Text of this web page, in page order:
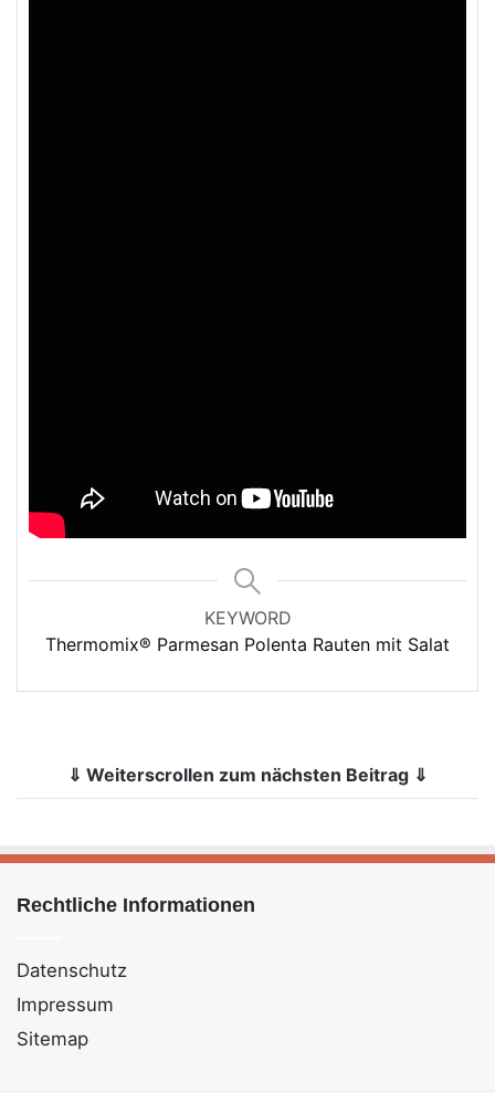
KEYWORD
Thermomix® Parmesan Polenta Rauten mit Salat
⇓ Weiterscrollen zum nächsten Beitrag ⇓
Rechtliche Informationen
Datenschutz
Impressum
Sitemap